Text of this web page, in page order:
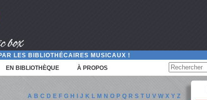
LES BIBLIOTHÉCAIRES MUSICAUX !
EN BIBLIOTHÈQUE À PROPOS
A B C D E F G H I J K L M N O P Q R S T U V W X Y Z